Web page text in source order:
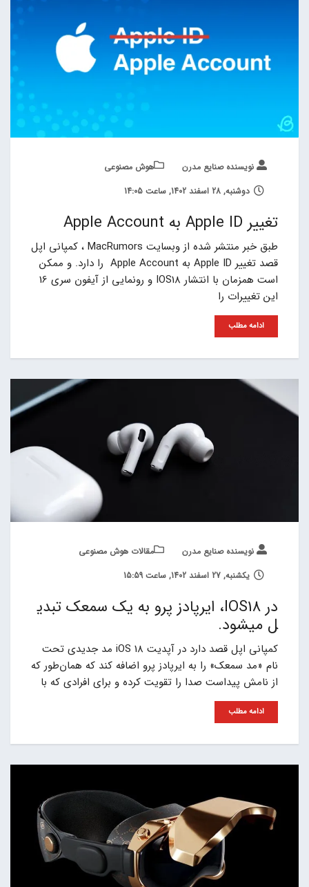
نویسنده صنایع مدرن
هوش مصنوعی
دوشنبه, 28 اسفند 1402, ساعت 14:05
تغییر Apple ID به Apple Account
طبق خبر منتشر شده از وبسایت MacRumors ، کمپانی اپل
قصد تغییر Apple ID به Apple Account را دارد. و ممکن
است همزمان با انتشار IOS18 و رونمایی از آیفون سری 16
این تغییرات را
ادامه مطلب
نویسنده صنایع مدرن
مقالات هوش مصنوعی
یکشنبه, 27 اسفند 1402, ساعت 15:59
در IOS18، ایرپادز پرو به یک سمعک تبدی
ل میشود.
کمپانی اپل قصد دارد در آپدیت iOS 18 مد جدیدی تحت
نام «مد سمعک» را به ایرپادز پرو اضافه کند که همان‌طور که
از نامش پیداست صدا را تقویت کرده و برای افرادی که با
ادامه مطلب